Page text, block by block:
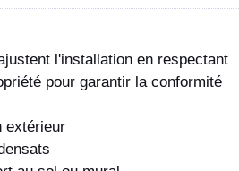
l'installation en respectant
pour garantir la conformité
extérieur